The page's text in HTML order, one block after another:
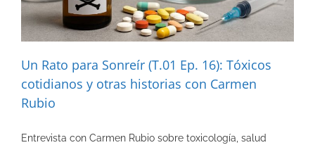
Un Rato para Sonreír (T.01 Ep. 16): Tóxicos
cotidianos y otras historias con Carmen
Rubio
Entrevista con Carmen Rubio sobre toxicología, salud